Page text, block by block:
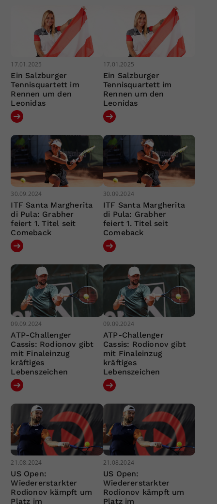
17.01.2025
Ein Salzburger
Tennisquartett im
Rennen um den
Leonidas
17.01.2025
Ein Salzburger
Tennisquartett im
Rennen um den
Leonidas
30.09.2024
ITF Santa Margherita
di Pula: Grabher
feiert 1. Titel seit
Comeback
30.09.2024
ITF Santa Margherita
di Pula: Grabher
feiert 1. Titel seit
Comeback
09.09.2024
ATP-Challenger
Cassis: Rodionov gibt
mit Finaleinzug
kräftiges
Lebenszeichen
09.09.2024
ATP-Challenger
Cassis: Rodionov gibt
mit Finaleinzug
kräftiges
Lebenszeichen
21.08.2024
US Open:
Wiedererstarkter
Rodionov kämpft um
Platz im
21.08.2024
US Open:
Wiedererstarkter
Rodionov kämpft um
Platz im